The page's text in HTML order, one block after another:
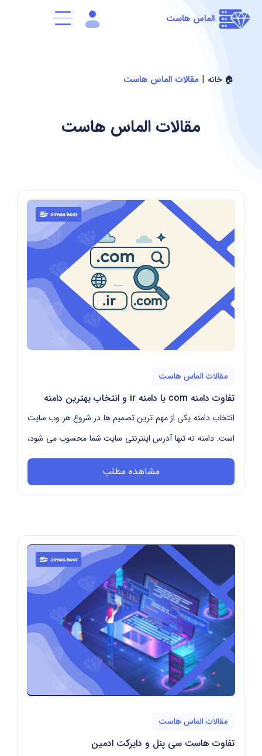
الماس هاست
🏠 خانه | مقالات الماس هاست
مقالات الماس هاست
مقالات الماس هاست
تفاوت دامنه com با دامنه ir و انتخاب بهترین دامنه
انتخاب دامنه یکی از مهم ترین تصمیم ها در شروع هر وب سایت
است. دامنه نه تنها آدرس اینترنتی سایت شما محسوب می شود،
بلکه می تواند روی اعتماد کاربران، برن...
مشاهده مطلب
مقالات الماس هاست
تفاوت هاست سی پنل و دایرکت ادمین